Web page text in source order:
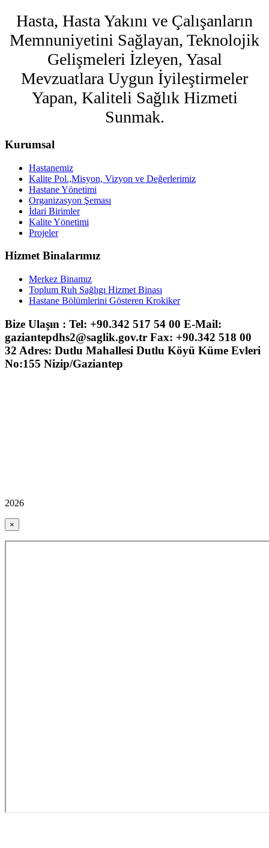
Hasta, Hasta Yakını ve Çalışanların
Memnuniyetini Sağlayan, Teknolojik
Gelişmeleri İzleyen, Yasal
Mevzuatlara Uygun İyileştirmeler
Yapan, Kaliteli Sağlık Hizmeti
Sunmak.
Kurumsal
Hastanemiz
Kalite Pol.,Misyon, Vizyon ve Değerlerimiz
Hastane Yönetimi
Organizasyon Şeması
İdari Birimler
Kalite Yönetimi
Projeler
Hizmet Binalarımız
Merkez Binamız
Toplum Ruh Sağlıgı Hizmet Binası
Hastane Bölümlerini Gösteren Krokiker
Bize Ulaşın : Tel: +90.342 517 54 00 E-Mail:
gaziantepdhs2@saglik.gov.tr Fax: +90.342 518 00
32 Adres: Dutlu Mahallesi Dutlu Köyü Küme Evleri
No:155 Nizip/Gaziantep
2026
×